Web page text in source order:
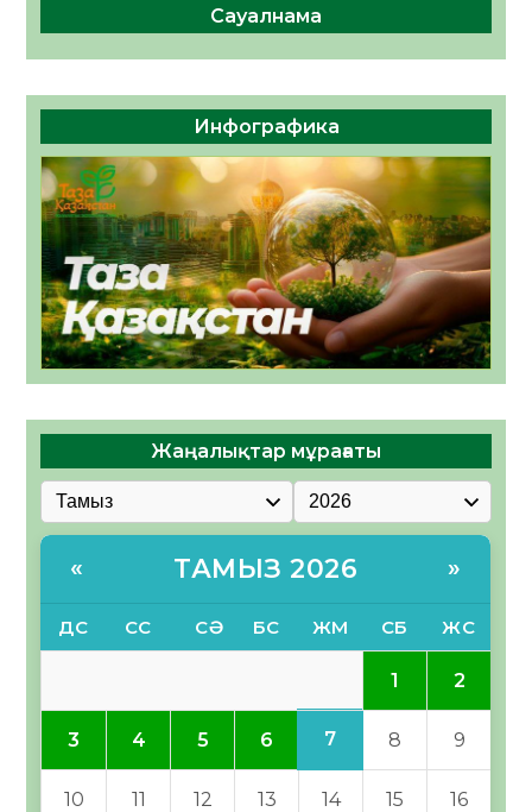
Сауалнама
Инфографика
Жаңалықтар мұрағаты
« ТАМЫЗ 2026 »
ДС СС СӘ БС ЖМ СБ ЖС
1 2
3 4 5 6 7 8 9
10 11 12 13 14 15 16